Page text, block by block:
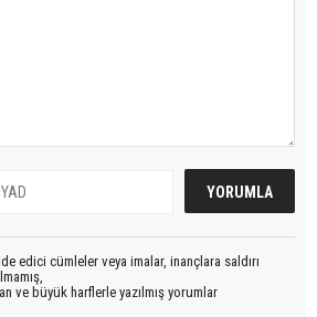
edici cümleler veya imalar, inançlara saldırı
ve büyük harflerle yazılmış yorumlar